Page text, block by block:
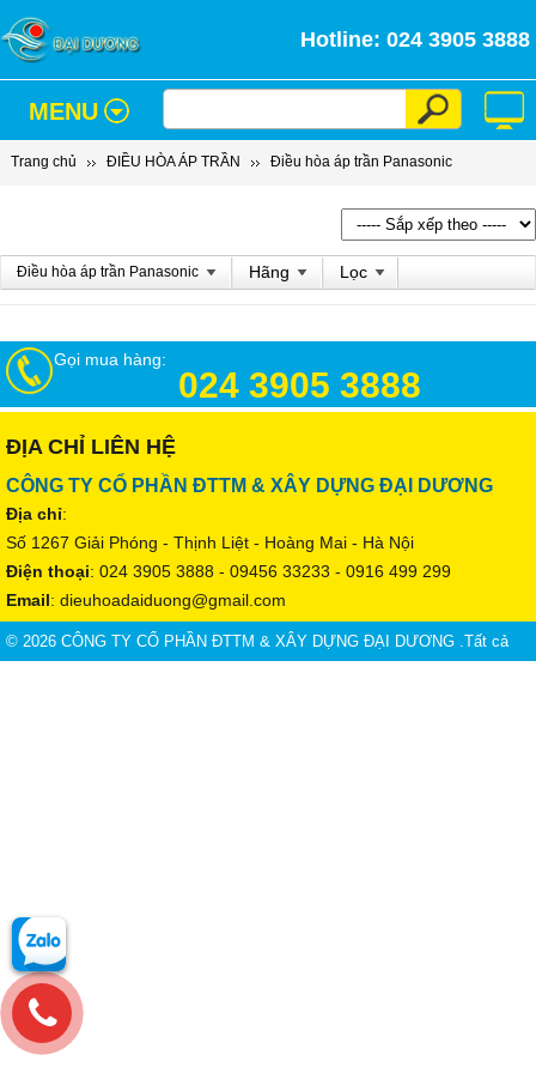
Hotline: 024 3905 3888
MENU
Trang chủ ĐIỀU HÒA ÁP TRẦN Điều hòa áp trần Panasonic
Điều hòa áp trần Panasonic Hãng Lọc
Gọi mua hàng:
024 3905 3888
ĐỊA CHỈ LIÊN HỆ
CÔNG TY CỔ PHẦN ĐTTM & XÂY DỰNG ĐẠI DƯƠNG
Địa chỉ:
Số 1267 Giải Phóng - Thịnh Liệt - Hoàng Mai - Hà Nội
Điện thoại: 024 3905 3888 - 09456 33233 - 0916 499 299
Email: dieuhoadaiduong@gmail.com
: https://www.thegioidieuhoa.net/
© 2026 CÔNG TY CỔ PHẦN ĐTTM & XÂY DỰNG ĐẠI DƯƠNG .Tất cả